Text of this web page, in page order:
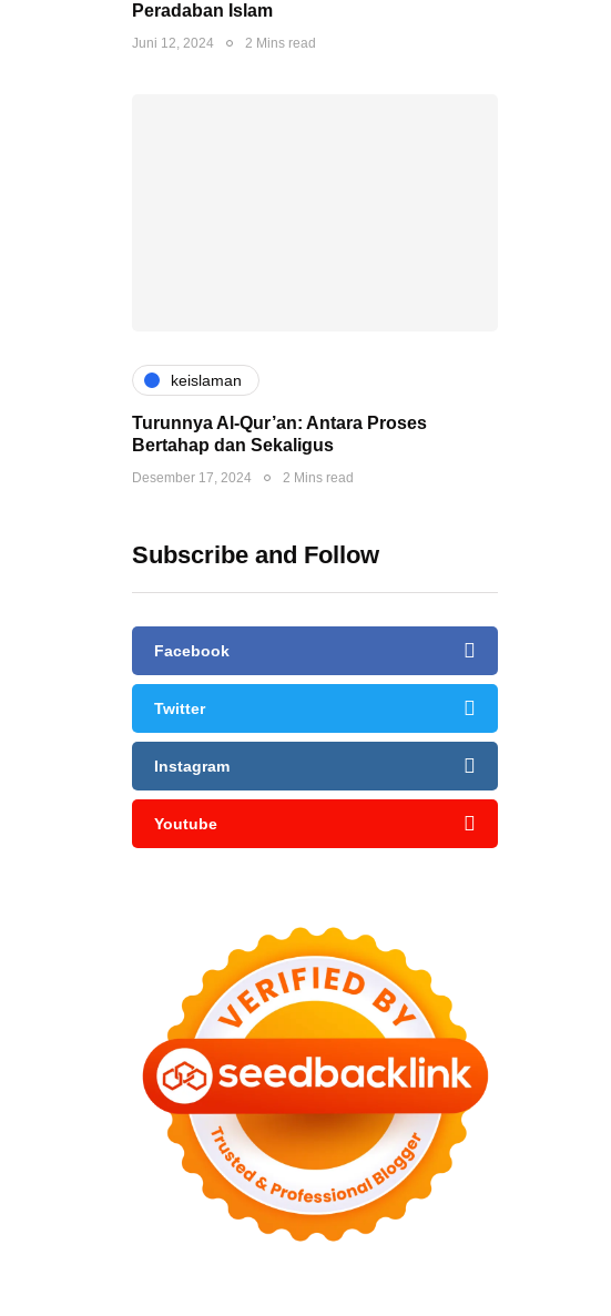
Peradaban Islam
Juni 12, 2024 2 Mins read
keislaman
Turunnya Al-Qur’an: Antara Proses
Bertahap dan Sekaligus
Desember 17, 2024 2 Mins read
Subscribe and Follow
Facebook
Twitter
Instagram
Youtube